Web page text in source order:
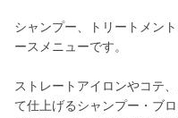
シャンプー、トリートメン
ースメニューです。
ストレートアイロンやコテ
て仕上げるシャンプー・ブ